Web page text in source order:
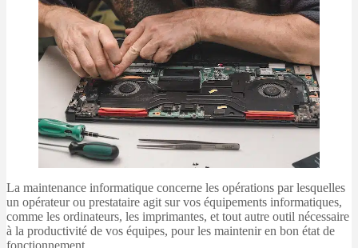
La maintenance informatique concerne les opérations par lesquelles
un opérateur ou prestataire agit sur vos équipements informatiques,
comme les ordinateurs, les imprimantes, et tout autre outil nécessaire
à la productivité de vos équipes, pour les maintenir en bon état de